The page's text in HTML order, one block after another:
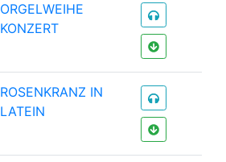
ORGELWEIHE
KONZERT
ROSENKRANZ IN
LATEIN